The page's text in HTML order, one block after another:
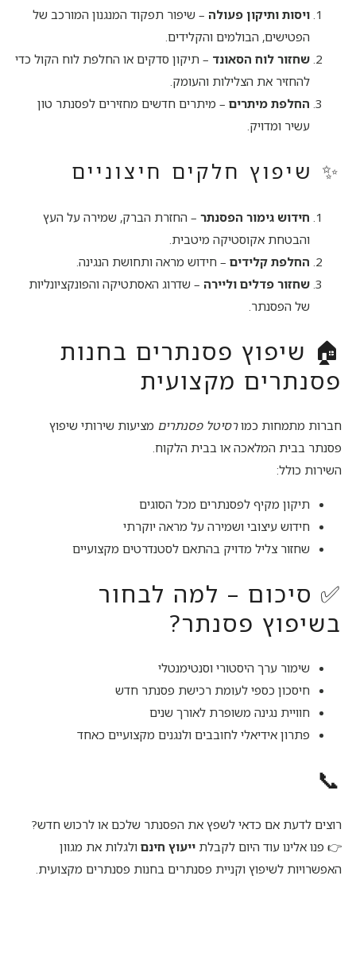
ויסות ותיקון פעולה – שיפור תפקוד המנגנון המורכב של
הפטישים, הבולמים והקלידים.
שחזור לוח הסאונד – תיקון סדקים או החלפת לוח הקול כדי
להחזיר את הצלילות והעומק.
החלפת מיתרים – מיתרים חדשים מחזירים לפסנתר טון
עשיר ומדויק.
✨ שיפוץ חלקים חיצוניים
חידוש גימור הפסנתר – החזרת הברק, שמירה על העץ
והבטחת אקוסטיקה מיטבית.
החלפת קלידים – חידוש מראה ותחושת הנגינה.
שחזור פדלים וליירה – שדרוג האסתטיקה והפונקציונליות
של הפסנתר.
🏠 שיפוץ פסנתרים בחנות
פסנתרים מקצועית
חברות מתמחות כמורסיטל פסנתרים מציעות שירותי שיפוץ
פסנתר בבית המלאכה או בבית הלקוח.
השירות כולל:
תיקון מקיף לפסנתרים מכל הסוגים
חידוש עיצובי ושמירה על מראה יוקרתי
שחזור צליל מדויק בהתאם לסטנדרטים מקצועיים
✅ סיכום – למה לבחור
בשיפוץ פסנתר?
שימור ערך היסטורי וסנטימנטלי
חיסכון כספי לעומת רכישת פסנתר חדש
חוויית נגינה משופרת לאורך שנים
פתרון אידיאלי לחובבים ולנגנים מקצועיים כאחד
📞
רוצים לדעת אם כדאי לשפץ את הפסנתר שלכם או לרכוש חדש?
👉 פנו אלינו עוד היום לקבלת ייעוץ חינם ולגלות את מגוון
האפשרויות לשיפוץ וקניית פסנתרים בחנות פסנתרים מקצועית.